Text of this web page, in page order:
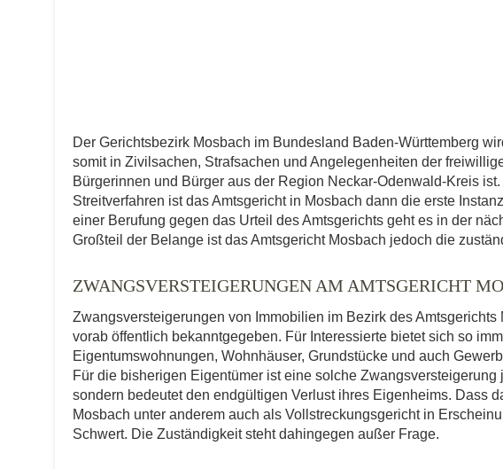
Der Gerichtsbezirk Mosbach im Bundesland Baden-Württemberg
somit in Zivilsachen, Strafsachen und Angelegenheiten der
Bürgerinnen und Bürger aus der Region Neckar-Odenwald-Kreis
Streitverfahren ist das Amtsgericht in Mosbach dann die erste
einer Berufung gegen das Urteil des Amtsgerichts geht es in der
Großteil der Belange ist das Amtsgericht Mosbach jedoch die
ZWANGSVERSTEIGERUNGEN AM AMTSGERICHT
Zwangsversteigerungen von Immobilien im Bezirk des
vorab öffentlich bekanntgegeben. Für Interessierte bietet sich so
Eigentumswohnungen, Wohnhäuser, Grundstücke und auch
Für die bisherigen Eigentümer ist eine solche
sondern bedeutet den endgültigen Verlust ihres Eigenheims. Dass
Mosbach unter anderem auch als Vollstreckungsgericht in
Schwert. Die Zuständigkeit steht dahingegen außer Frage.